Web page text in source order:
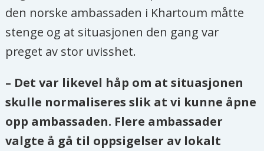
den norske ambassaden i Khartoum måtte
stenge og at situasjonen den gang var
preget av stor uvisshet.
– Det var likevel håp om at situasjonen
skulle normaliseres slik at vi kunne åpne
opp ambassaden. Flere ambassader
valgte å gå til oppsigelser av lokalt